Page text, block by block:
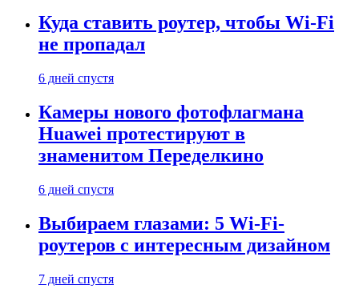
Куда ставить роутер, чтобы Wi-Fi
не пропадал
6 дней спустя
Камеры нового фотофлагмана
Huawei протестируют в
знаменитом Переделкино
6 дней спустя
Выбираем глазами: 5 Wi-Fi-
роутеров с интересным дизайном
7 дней спустя